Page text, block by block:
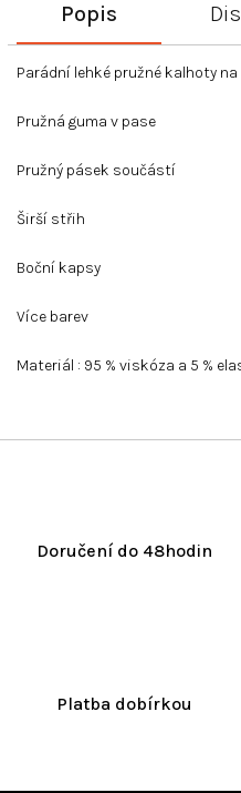
Doručení do 48hodin
Platba dobírkou
Popis
Parádní lehké pružné kalhoty
Pružná guma v pase
Pružný pásek součástí
Širší střih
Boční kapsy
Více barev
Materiál : 95 % viskóza a 5 %